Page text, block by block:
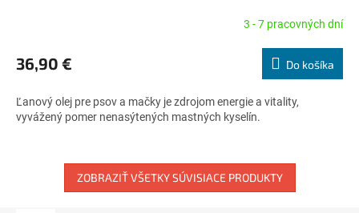
produktu
je
z
5
3 - 7 pracovných dní
36,90 € Do košíka
Ľanový olej pre psov a mačky je zdrojom energie a vitality,
vyvážený pomer nenasýtených mastných kyselín.
ZOBRAZIŤ VŠETKY SÚVISIACE PRODUKTY